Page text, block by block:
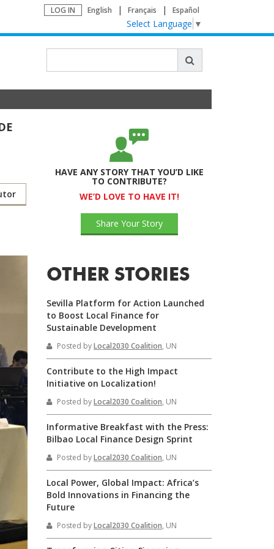
LOG IN English Français Español
Select Language ▼
HAVE ANY STORY THAT YOU’D LIKE
TO CONTRIBUTE?
WE’D LOVE TO HAVE IT!
Share Your Story
OTHER STORIES
Sevilla Platform for Action Launched
to Boost Local Finance for
Sustainable Development
Posted byLocal2030 Coalition, UN
Contribute to the High Impact
Initiative on Localization!
Posted byLocal2030 Coalition, UN
Informative Breakfast with the Press:
Bilbao Local Finance Design Sprint
Posted byLocal2030 Coalition, UN
Local Power, Global Impact: Africa’s
Bold Innovations in Financing the
Future
Posted byLocal2030 Coalition, UN